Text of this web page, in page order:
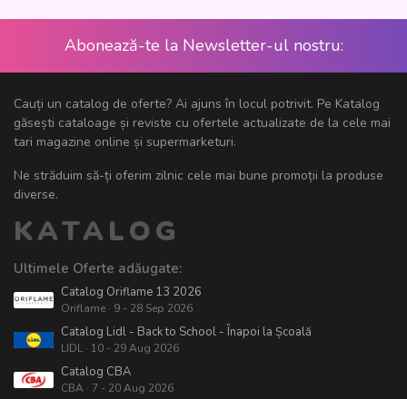
Abonează-te la Newsletter-ul nostru:
Cauți un catalog de oferte? Ai ajuns în locul potrivit. Pe Katalog
găsești cataloage și reviste cu ofertele actualizate de la cele mai
tari magazine online și supermarketuri.
Ne străduim să-ți oferim zilnic cele mai bune promoții la produse
diverse.
KATALOG
Ultimele Oferte adăugate:
Catalog Oriflame 13 2026
Oriflame · 9 - 28 Sep 2026
Catalog Lidl - Back to School - Înapoi la Școală
LIDL · 10 - 29 Aug 2026
Catalog CBA
CBA · 7 - 20 Aug 2026